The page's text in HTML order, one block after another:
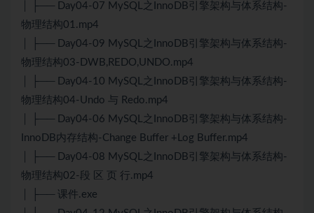
│ ├── Day04-07 MySQL之InnoDB引擎架构与体系结构-
物理结构01.mp4
│ ├── Day04-09 MySQL之InnoDB引擎架构与体系结构-
物理结构03-DWB,REDO,UNDO.mp4
│ ├── Day04-10 MySQL之InnoDB引擎架构与体系结构-
物理结构04-Undo 与 Redo.mp4
│ ├── Day04-06 MySQL之InnoDB引擎架构与体系结构-
InnoDB内存结构-Change Buffer +Log Buffer.mp4
│ ├── Day04-08 MySQL之InnoDB引擎架构与体系结构-
物理结构02-段 区 页 行.mp4
│ ├── 课件.exe